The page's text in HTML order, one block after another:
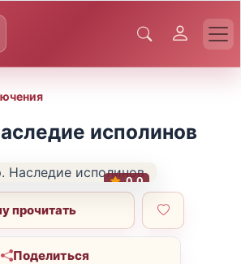
исполинов
0.0
прочитать
Поделиться